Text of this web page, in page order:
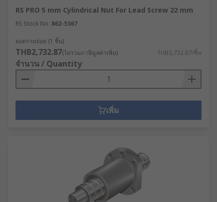
RS PRO 5 mm Cylindrical Nut For Lead Screw 22 mm
RS Stock No. 862-5367
ยอดรวมย่อย (1 ชิ้น)
THB2,732.87(ไม่รวมภาษีมูลค่าเพิ่ม) THB2,732.87/ชิ้น
จำนวน / Quantity
เพิ่ม